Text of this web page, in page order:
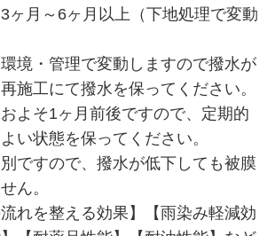
ヶ月～6ヶ月以上（下地処理で変動
境・管理で変動しますので撥水が
施工にて撥水を保ってください。
よそ1ヶ月前後ですので、定期的
い状態を保ってください。
ですので、撥水が低下しても被膜
ん。
れを整える効果】【雨染み軽減効